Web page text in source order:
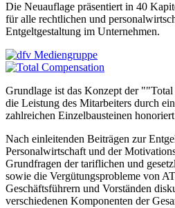
Die Neuauflage präsentiert in 40
für alle rechtlichen und
Entgeltgestaltung im Unternehmen.
Grundlage ist das Konzept der
die Leistung des Mitarbeiters durch
zahlreichen Einzelbausteinen
Nach einleitenden Beiträgen zur
Personalwirtschaft und der
Grundfragen der tariflichen und
sowie die Vergütungsprobleme von
Geschäftsführern und Vorständen
verschiedenen Komponenten der